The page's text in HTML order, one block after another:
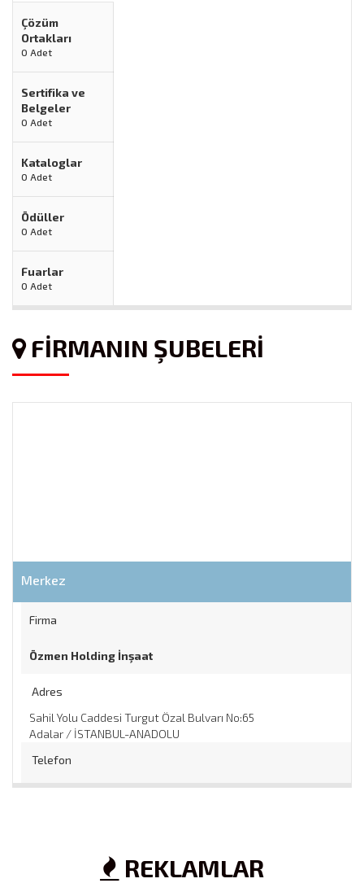
Çözüm
Ortakları
0 Adet
Sertifika ve
Belgeler
0 Adet
Kataloglar
0 Adet
Ödüller
0 Adet
Fuarlar
0 Adet
FİRMANIN ŞUBELERİ
Merkez
Firma
Özmen Holding İnşaat
Adres
Sahil Yolu Caddesi Turgut Özal Bulvarı No:65
Adalar / İSTANBUL-ANADOLU
Telefon
http://ozmenholding.comREKLAMLAR